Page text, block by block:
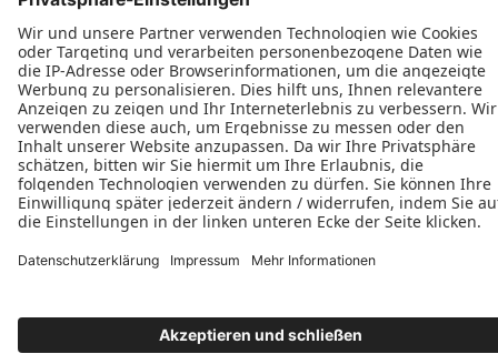
Ausgewählte Referenzen zeigen wir Ihnen auch
gerne vor Ort. Rufen Sie uns einfach an und
vereinbaren Sie einen Termin
Axel Schneider Tischlerei